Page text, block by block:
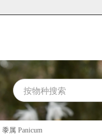
黍属 Panicum